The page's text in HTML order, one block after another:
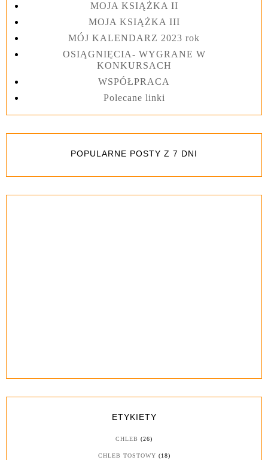
MOJA KSIĄŻKA II
MOJA KSIĄŻKA III
MÓJ KALENDARZ 2023 rok
OSIĄGNIĘCIA- WYGRANE W
KONKURSACH
WSPÓŁPRACA
Polecane linki
POPULARNE POSTY Z 7 DNI
ETYKIETY
CHLEB (26)
CHLEB TOSTOWY (18)